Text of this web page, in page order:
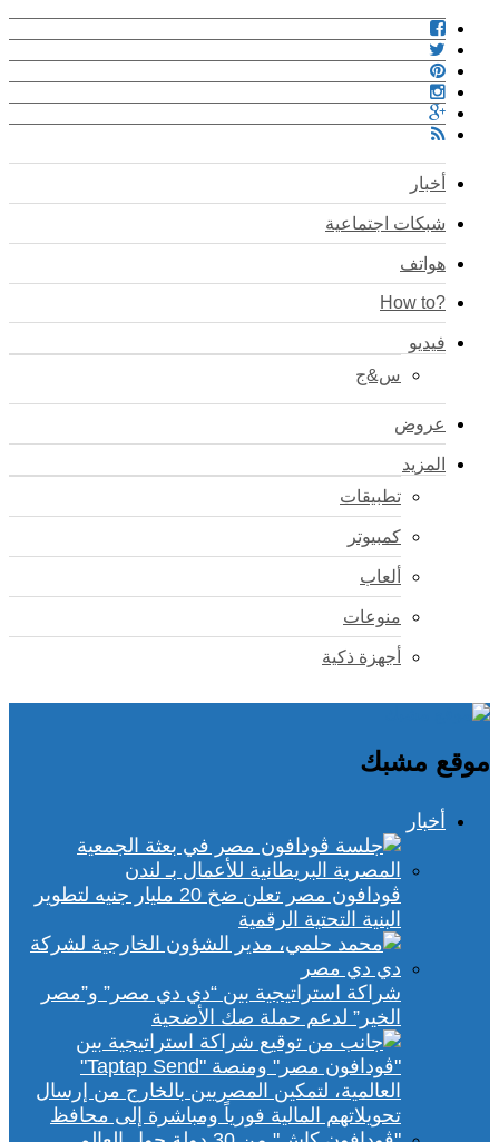
أخبار
شبكات اجتماعية
هواتف
?How to
فيديو
س&ج
عروض
المزيد
تطبيقات
كمبيوتر
ألعاب
منوعات
أجهزة ذكية
موقع مشبك
أخبار
ڤودافون مصر تعلن ضخ 20 مليار جنيه لتطوير
البنية التحتية الرقمية
شراكة استراتيجية بين “دي دي مصر” و”مصر
الخير” لدعم حملة صك الأضحية